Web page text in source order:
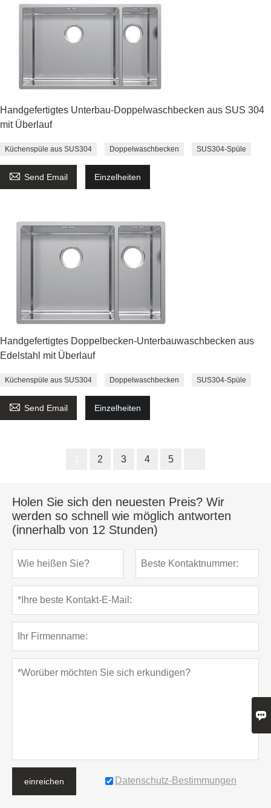
Handgefertigtes Unterbau-Doppelwaschbecken aus SUS 304
mit Überlauf
Küchenspüle aus SUS304 Doppelwaschbecken SUS304-Spüle
 Send Email Einzelheiten
Handgefertigtes Doppelbecken-Unterbauwaschbecken aus
Edelstahl mit Überlauf
Küchenspüle aus SUS304 Doppelwaschbecken SUS304-Spüle
 Send Email Einzelheiten
2 3 4 5
Holen Sie sich den neuesten Preis? Wir
werden so schnell wie möglich antworten
(innerhalb von 12 Stunden)
einreichen Datenschutz-Bestimmungen
